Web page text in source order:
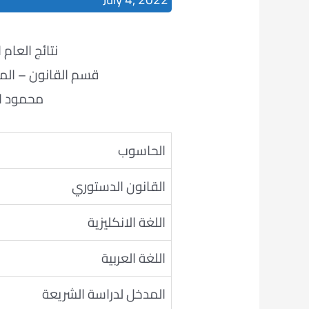
نتائج العام
قسم القانون –
محمود
الحاسوب
القانون الدستوري
اللغة الانكليزية
اللغة العربية
المدخل لدراسة الشريعة